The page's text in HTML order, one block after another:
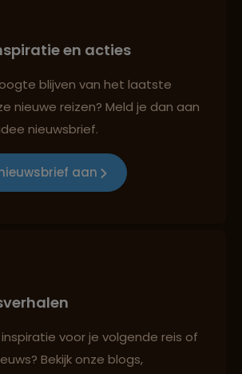
oog voor mens, cultuur en milieu
en deskundig reisadvies
en acties
blijven van het laatste
nieuwe reizen? Meld je dan aan
nieuwsbrief.
aan
voor je volgende reis of
Bekijk onze blogs,